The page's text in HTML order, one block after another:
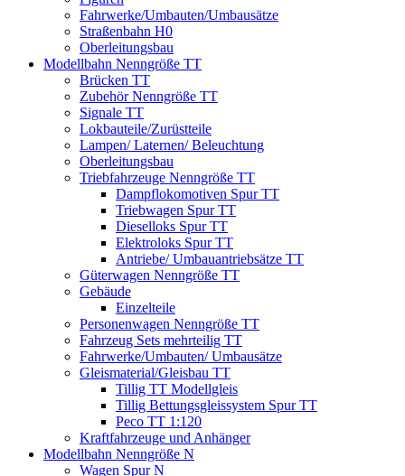
Fahrwerke/Umbauten/Umbausätze
Straßenbahn H0
Oberleitungsbau
Modellbahn Nenngröße TT
Brücken TT
Zubehör Nenngröße TT
Signale TT
Lokbauteile/Zurüstteile
Lampen/ Laternen/ Beleuchtung
Oberleitungsbau
Triebfahrzeuge Nenngröße TT
Dampflokomotiven Spur TT
Triebwagen Spur TT
Dieselloks Spur TT
Elektroloks Spur TT
Antriebe/ Umbauantriebsätze TT
Güterwagen Nenngröße TT
Gebäude
Einzelteile
Personenwagen Nenngröße TT
Fahrzeug Sets mehrteilig TT
Fahrwerke/Umbauten/ Umbausätze
Gleismaterial/Gleisbau TT
Tillig TT Modellgleis
Tillig Bettungsgleissystem Spur TT
Peco TT 1:120
Kraftfahrzeuge und Anhänger
Modellbahn Nenngröße N
Wagen Spur N